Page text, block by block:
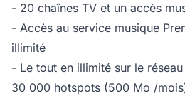
- 20 chaînes TV et un accès
- Accès au service musique
illimité
- Le tout en illimité sur le
30 000 hotspots (500 Mo /